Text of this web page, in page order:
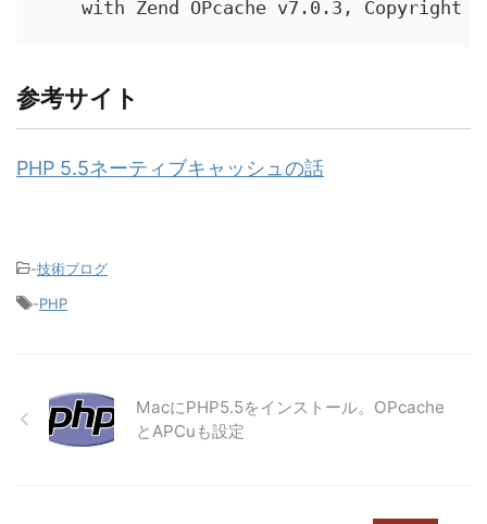
with Zend OPcache v7.0.3, Copyright
参考サイト
PHP 5.5ネーティブキャッシュの話
-技術ブログ
-PHP
MacにPHP5.5をインストール。OPcache
とAPCuも設定